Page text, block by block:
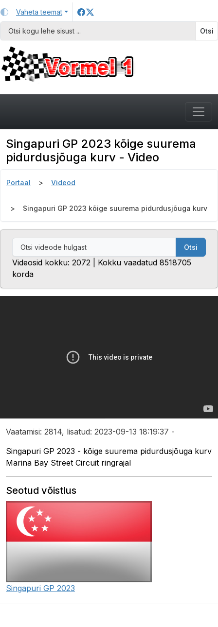
Vaheta teemat
Otsi
Singapuri GP 2023 kõige suurema
pidurdusjõuga kurv - Video
Portaal Videod
Singapuri GP 2023 kõige suurema pidurdusjõuga kurv
Otsi
Videosid kokku: 2072 | Kokku vaadatud 8518705
korda
Vaatamisi: 2814, lisatud: 2023-09-13 18:19:37 -
Singapuri GP 2023 - kõige suurema pidurdusjõuga kurv
Marina Bay Street Circuit ringrajal
Seotud võistlus
Singapuri GP 2023